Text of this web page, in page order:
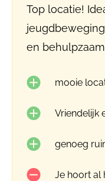
Top locatie!
en
mooie
Vriendelijk
genoeg
Je hoort al